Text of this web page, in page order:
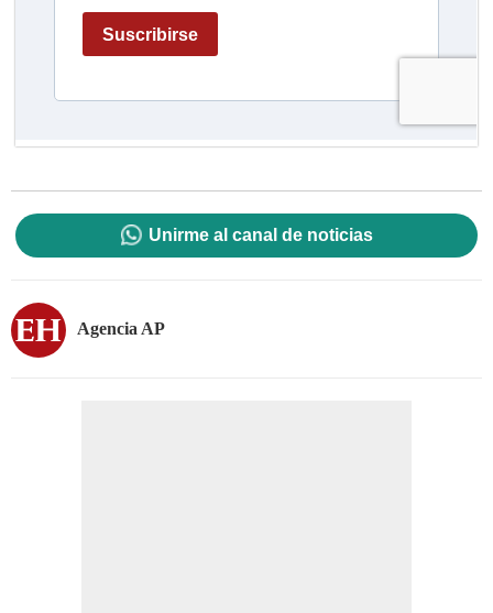
Unirme al canal de noticias
Agencia AP